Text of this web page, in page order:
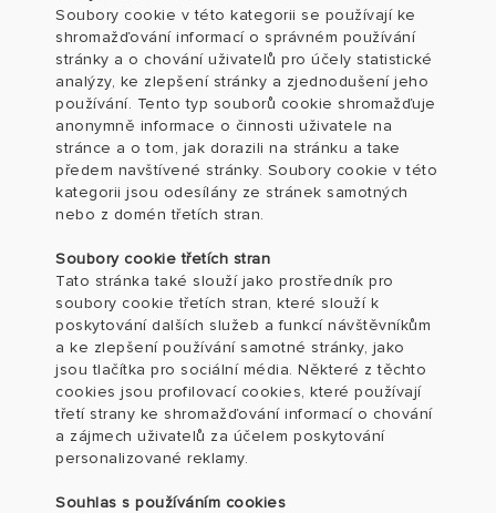
Soubory cookie v této kategorii se používají ke
shromažďování informací o správném používání
stránky a o chování uživatelů pro účely statistické
analýzy, ke zlepšení stránky a zjednodušení jeho
používání. Tento typ souborů cookie shromažďuje
anonymně informace o činnosti uživatele na
stránce a o tom, jak dorazili na stránku a take
předem navštívené stránky. Soubory cookie v této
kategorii jsou odesílány ze stránek samotných
nebo z domén třetích stran.
Soubory cookie třetích stran
Tato stránka také slouží jako prostředník pro
soubory cookie třetích stran, které slouží k
poskytování dalších služeb a funkcí návštěvníkům
a ke zlepšení používání samotné stránky, jako
jsou tlačítka pro sociální média. Některé z těchto
cookies jsou profilovací cookies, které používají
třetí strany ke shromažďování informací o chování
a zájmech uživatelů za účelem poskytování
personalizované reklamy.
Souhlas s používáním cookies